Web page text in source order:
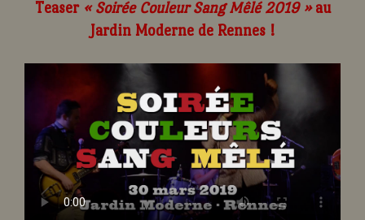
Teaser « Soirée Couleur Sang Mêlé 2019 »au
Jardin Moderne de Rennes !